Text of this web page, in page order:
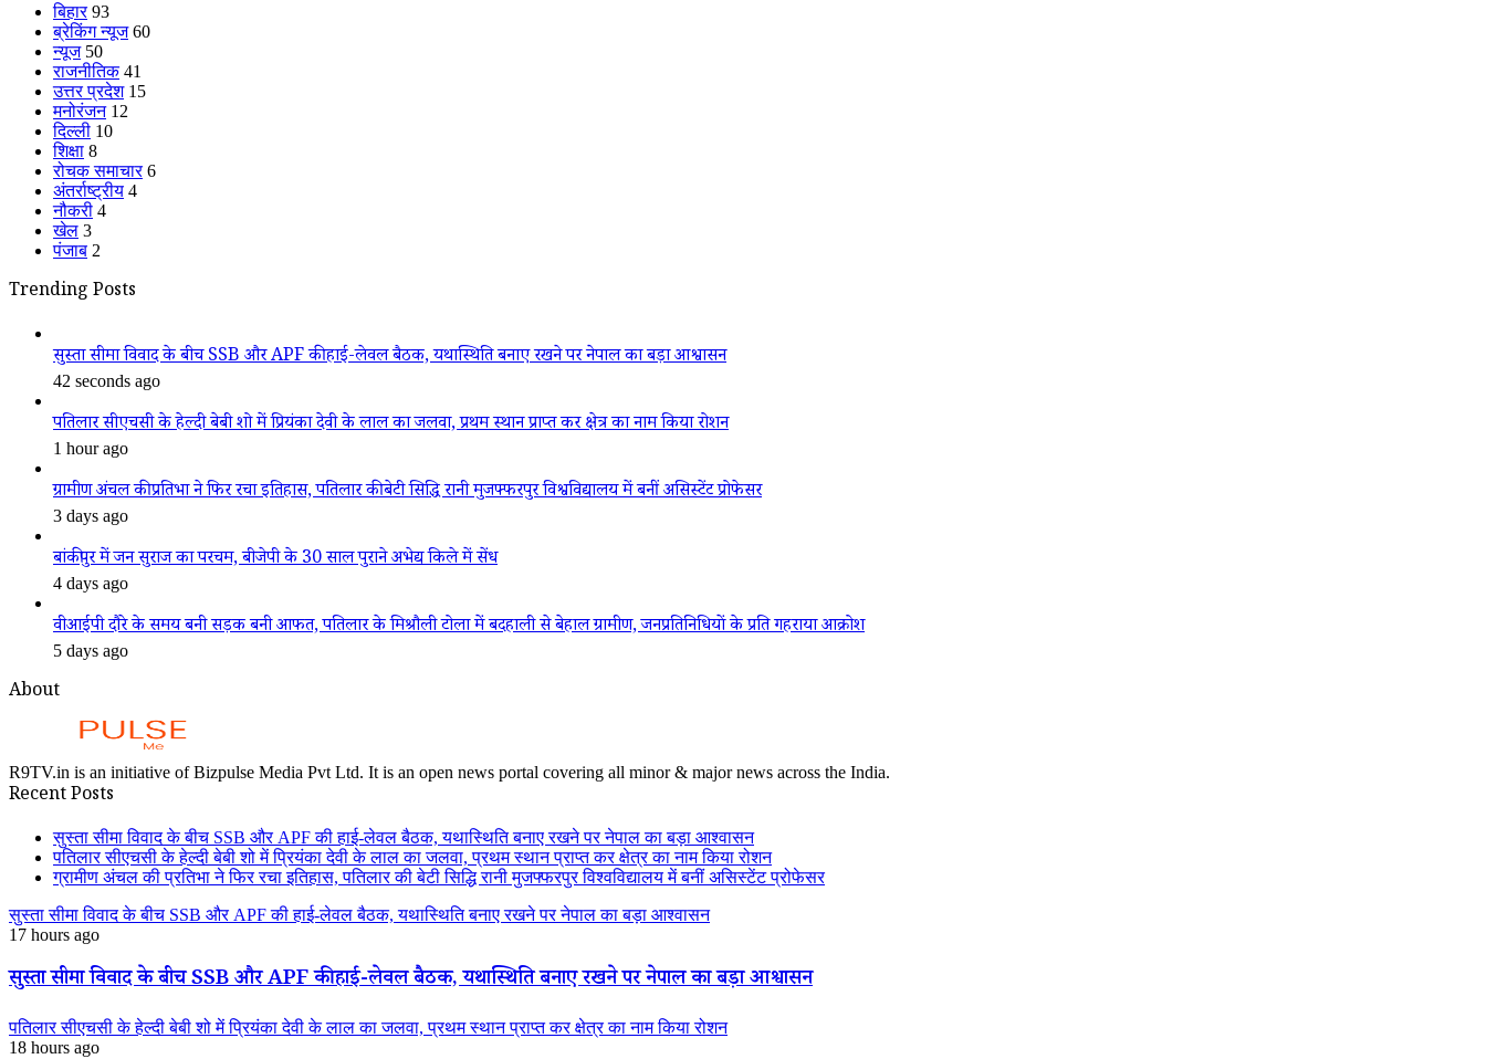
बिहार 93
ब्रेकिंग न्यूज 60
न्यूज 50
राजनीतिक 41
उत्तर प्रदेश 15
मनोरंजन 12
दिल्ली 10
शिक्षा 8
रोचक समाचार 6
अंतर्राष्ट्रीय 4
नौकरी 4
खेल 3
पंजाब 2
Trending Posts
सुस्ता सीमा विवाद के बीच SSB और APF की हाई-लेवल बैठक, यथास्थिति बनाए रखने पर नेपाल का बड़ा आश्वासन
42 seconds ago
पतिलार सीएचसी के हेल्दी बेबी शो में प्रियंका देवी के लाल का जलवा, प्रथम स्थान प्राप्त कर क्षेत्र का नाम किया रोशन
1 hour ago
ग्रामीण अंचल की प्रतिभा ने फिर रचा इतिहास, पतिलार की बेटी सिद्धि रानी मुजफ्फरपुर विश्वविद्यालय में बनीं असिस्टेंट प्रोफेसर
3 days ago
बांकीपुर में जन सुराज का परचम, बीजेपी के 30 साल पुराने अभेद्य किले में सेंध
4 days ago
वीआईपी दौरे के समय बनी सड़क बनी आफत, पतिलार के मिश्रौली टोला में बदहाली से बेहाल ग्रामीण, जनप्रतिनिधियों के प्रति गहराया आक्रोश
5 days ago
About
R9TV.in is an initiative of Bizpulse Media Pvt Ltd. It is an open news portal covering all minor & major news across the India.
Recent Posts
सुस्ता सीमा विवाद के बीच SSB और APF की हाई-लेवल बैठक, यथास्थिति बनाए रखने पर नेपाल का बड़ा आश्वासन
पतिलार सीएचसी के हेल्दी बेबी शो में प्रियंका देवी के लाल का जलवा, प्रथम स्थान प्राप्त कर क्षेत्र का नाम किया रोशन
ग्रामीण अंचल की प्रतिभा ने फिर रचा इतिहास, पतिलार की बेटी सिद्धि रानी मुजफ्फरपुर विश्वविद्यालय में बनीं असिस्टेंट प्रोफेसर
सुस्ता सीमा विवाद के बीच SSB और APF की हाई-लेवल बैठक, यथास्थिति बनाए रखने पर नेपाल का बड़ा आश्वासन
17 hours ago
सुस्ता सीमा विवाद के बीच SSB और APF की हाई-लेवल बैठक, यथास्थिति बनाए रखने पर नेपाल का बड़ा आश्वासन
पतिलार सीएचसी के हेल्दी बेबी शो में प्रियंका देवी के लाल का जलवा, प्रथम स्थान प्राप्त कर क्षेत्र का नाम किया रोशन
18 hours ago